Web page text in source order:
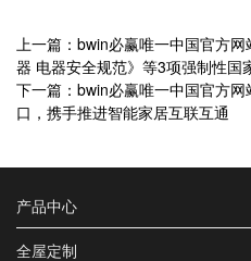
上一篇：bwin必赢唯一中国官方
器 电器安全规范》等3项强制性国
下一篇：bwin必赢唯一中国官方
口，携手推进智能家居互联互通
产品中心
全屋定制